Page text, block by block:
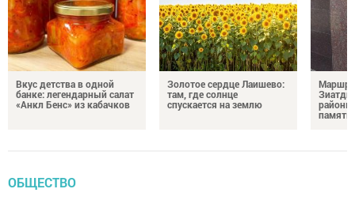
Вкус детства в одной
банке: легендарный салат
«Анкл Бенс» из кабачков
Золотое сердце Лаишево:
там, где солнце
спускается на землю
районы
память
ОБЩЕСТВО